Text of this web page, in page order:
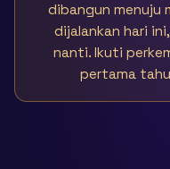
dibangun menuju
dijalankan hari
nanti. Ikuti
pertama